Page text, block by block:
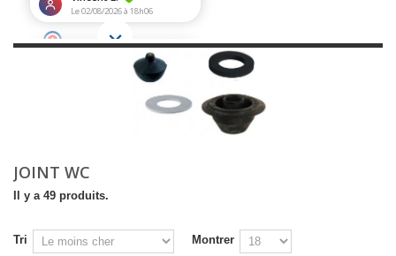
JOINT WC
Il y a 49 produits.
Tri
Montrer